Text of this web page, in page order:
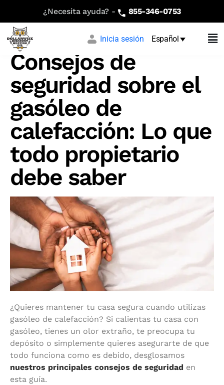
¿Necesita ayuda? - 855-346-0753
Inicia sesión Español
Consejos de
seguridad sobre el
gasóleo de
calefacción: Lo que
todo propietario
debe saber
¿Quieres mantener tu casa segura cuando utilizas
gasóleo de calefacción? Si calientas tu casa con
gasóleo, tienes un olor extraño, te preocupa tu
depósito o simplemente quieres asegurarte de que
todo funciona como es debido, desglosamos
nuestros principales consejos de seguridad en
esta guía.